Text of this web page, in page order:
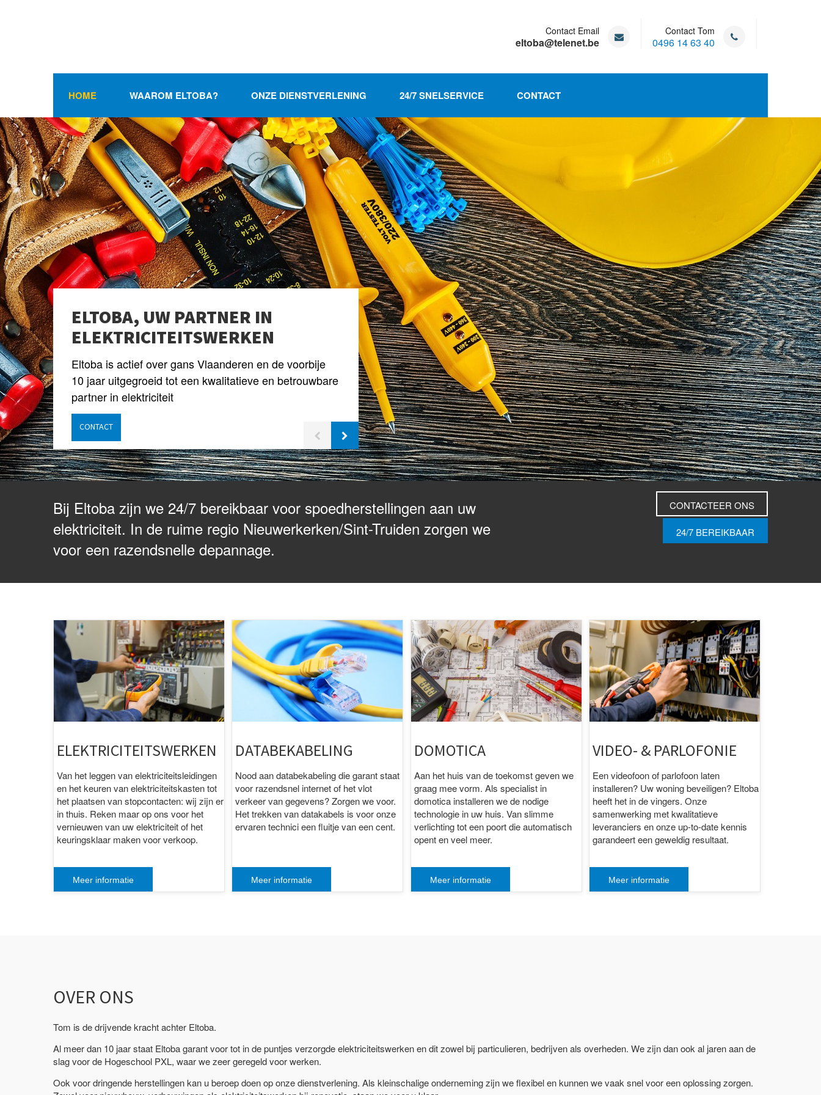
Contact Email
eltoba@telenet.be
Contact Tom
0496 14 63 40
HOME WAAROM ELTOBA? ONZE DIENSTVERLENING 24/7 SNELSERVICE CONTACT
ELTOBA, UW PARTNER IN
ELEKTRICITEITSWERKEN
Eltoba is actief over gans Vlaanderen en de voorbije
10 jaar uitgegroeid tot een kwalitatieve en betrouwbare
partner in elektriciteit
CONTACT
Bij Eltoba zijn we 24/7 bereikbaar voor spoedherstellingen aan uw
elektriciteit. In de ruime regio Nieuwerkerken/Sint-Truiden zorgen we
voor een razendsnelle depannage.
CONTACTEER ONS
24/7 BEREIKBAAR
ELEKTRICITEITSWERKEN
Van het leggen van elektriciteitsleidingen
en het keuren van elektriciteitskasten tot
het plaatsen van stopcontacten: wij zijn er
in thuis. Reken maar op ons voor het
vernieuwen van uw elektriciteit of het
keuringsklaar maken voor verkoop.
Meer informatie
DATABEKABELING
Nood aan databekabeling die garant staat
voor razendsnel internet of het vlot
verkeer van gegevens? Zorgen we voor.
Het trekken van datakabels is voor onze
ervaren technici een fluitje van een cent.
Meer informatie
DOMOTICA
Aan het huis van de toekomst geven we
graag mee vorm. Als specialist in
domotica installeren we de nodige
technologie in uw huis. Van slimme
verlichting tot een poort die automatisch
opent en veel meer.
Meer informatie
VIDEO- & PARLOFONIE
Een videofoon of parlofoon laten
installeren? Uw woning beveiligen? Eltoba
heeft het in de vingers. Onze
samenwerking met kwalitatieve
leveranciers en onze up-to-date kennis
garandeert een geweldig resultaat.
Meer informatie
OVER ONS
Tom is de drijvende kracht achter Eltoba.
Al meer dan 10 jaar staat Eltoba garant voor tot in de puntjes verzorgde elektriciteitswerken en dit zowel bij particulieren, bedrijven als overheden. We zijn dan ook al jaren aan de
slag voor de Hogeschool PXL, waar we zeer geregeld voor werken.
Ook voor dringende herstellingen kan u beroep doen op onze dienstverlening. Als kleinschalige onderneming zijn we flexibel en kunnen we vaak snel voor een oplossing zorgen.